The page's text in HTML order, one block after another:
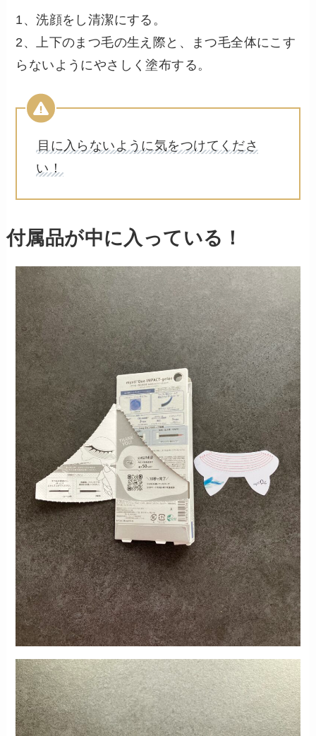
1、洗顔をし清潔にする。
2、上下のまつ毛の生え際と、まつ毛全体にこす
らないようにやさしく塗布する。
目に入らないように気をつけてくださ
い！
付属品が中に入っている！